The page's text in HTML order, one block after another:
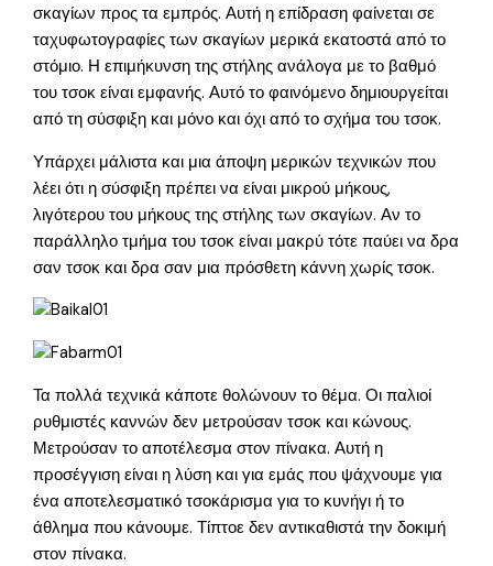
σκαγίων προς τα εμπρός. Αυτή η επίδραση φαίνεται σε
ταχυφωτογραφίες των σκαγίων μερικά εκατοστά από το
στόμιο. Η επιμήκυνση της στήλης ανάλογα με το βαθμό
του τσοκ είναι εμφανής. Αυτό το φαινόμενο δημιουργείται
από τη σύσφιξη και μόνο και όχι από το σχήμα του τσοκ.
Υπάρχει μάλιστα και μια άποψη μερικών τεχνικών που
λέει ότι η σύσφιξη πρέπει να είναι μικρού μήκους,
λιγότερου του μήκους της στήλης των σκαγίων. Αν το
παράλληλο τμήμα του τσοκ είναι μακρύ τότε παύει να δρα
σαν τσοκ και δρα σαν μια πρόσθετη κάννη χωρίς τσοκ.
Τα πολλά τεχνικά κάποτε θολώνουν το θέμα. Οι παλιοί
ρυθμιστές καννών δεν μετρούσαν τσοκ και κώνους.
Μετρούσαν το αποτέλεσμα στον πίνακα. Αυτή η
προσέγγιση είναι η λύση και για εμάς που ψάχνουμε για
ένα αποτελεσματικό τσοκάρισμα για το κυνήγι ή το
άθλημα που κάνουμε. Τίπτοε δεν αντικαθιστά την δοκιμή
στον πίνακα.